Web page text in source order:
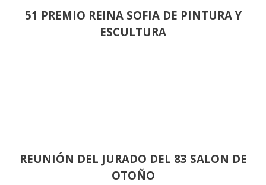
51 PREMIO REINA SOFIA DE PINTURA Y
ESCULTURA
REUNIÓN DEL JURADO DEL 83 SALON DE
OTOÑO